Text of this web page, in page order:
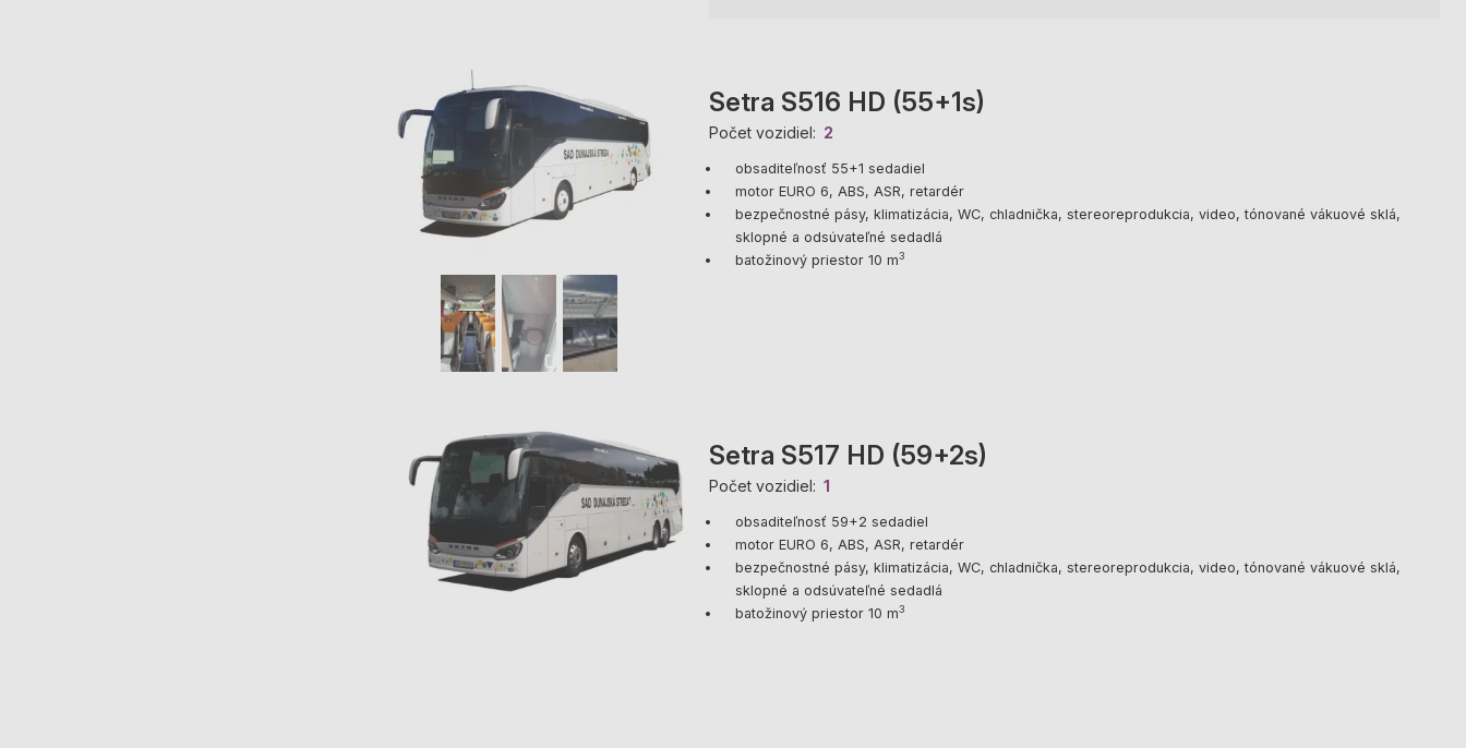
Setra S516 HD (55+1s)
Počet vozidiel 2
obsaditeľnosť 55+1 sedadiel
motor EURO 6, ABS, ASR, retardér
bezpečnostné pásy, klimatizácia, WC, chladnička, stereoreprodukcia, video, tónované vákuové sklá,
sklopné a odsúvateľné sedadlá
batožinový priestor 10 m3
Setra S517 HD (59+2s)
Počet vozidiel 1
obsaditeľnosť 59+2 sedadiel
motor EURO 6, ABS, ASR, retardér
bezpečnostné pásy, klimatizácia, WC, chladnička, stereoreprodukcia, video, tónované vákuové sklá,
sklopné a odsúvateľné sedadlá
batožinový priestor 10 m3